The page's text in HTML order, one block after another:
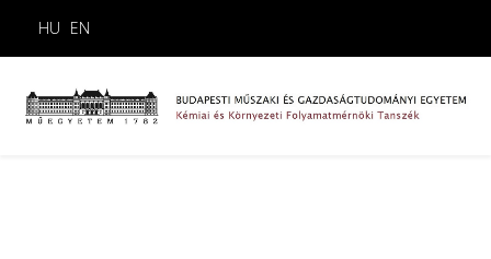
HU EN